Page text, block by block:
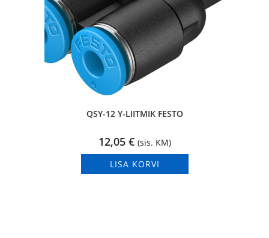
QSY-12 Y-LIITMIK FESTO
12,05 € (sis. KM)
LISA KORVI